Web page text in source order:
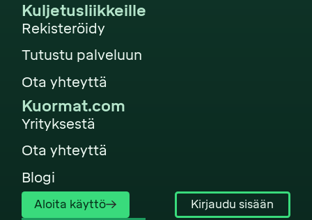
Kuljetusliikkeille
Rekisteröidy
Tutustu palveluun
Ota yhteyttä
Kuormat.com
Yrityksestä
Ota yhteyttä
Blogi
Kirjaudu sisään
Aloita käyttö